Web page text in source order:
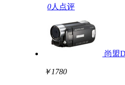
0人点评
尚盟
￥1780